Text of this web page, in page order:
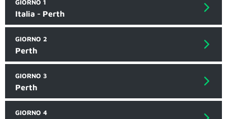
GIORNO 1
Italia - Perth
GIORNO 2
Perth
GIORNO 3
Perth
GIORNO 4